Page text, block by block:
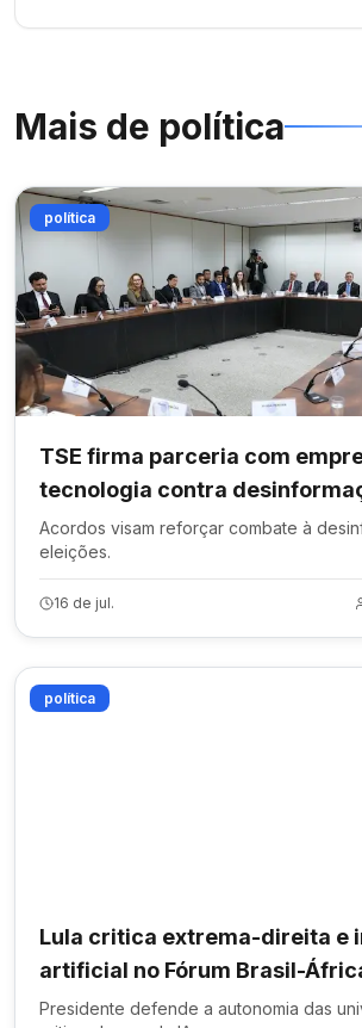
Mais de política
política
TSE firma parceria com
tecnologia contra
Acordos visam reforçar combate à
eleições.
16 de jul.
política
Lula critica extrema-direita e
artificial no Fórum Brasil-
Presidente defende a autonomia das